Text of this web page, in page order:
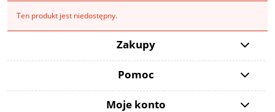
Ten produkt jest niedostępny.
Zakupy
Pomoc
Moje konto